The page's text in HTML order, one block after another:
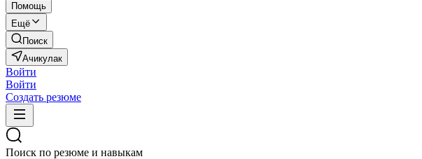
Помощь
Ещё
Поиск
Ачикулак
Войти
Войти
Создать резюме
Поиск по резюме и навыкам